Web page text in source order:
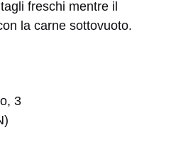
freschi mentre il
la carne sottovuoto.
3